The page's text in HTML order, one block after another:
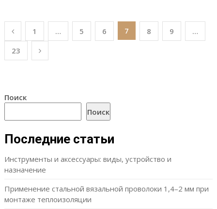
Пагинация
записей
1 … 5 6 7 8 9
…
23
Поиск
Поиск
Последние статьи
Инструменты и аксессуары: виды, устройство и
назначение
Применение стальной вязальной проволоки 1,4–2 мм при
монтаже теплоизоляции